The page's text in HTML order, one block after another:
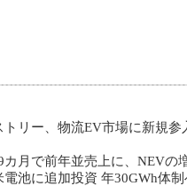
トリー、物流EV市場に新規
月で前年並売上に、NEVの
電池に追加投資 年30GWh体制